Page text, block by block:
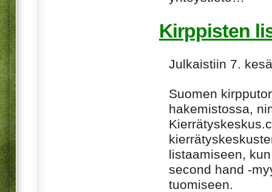
Kirppisten
Julkaistiin 7.
Suomen
hakemistossa,
listaamiseen,
second hand -
tuomiseen.